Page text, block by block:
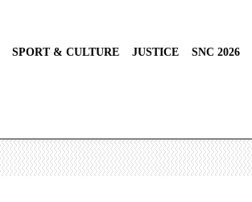
SPORT & CULTURE JUSTICE SNC 2026